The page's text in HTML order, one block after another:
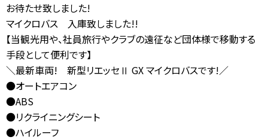
レンタカー会社向け
0120-784-893
レンタカー申込み
お問合せ
お待たせ致しました!
マイクロバス 入庫致しました!!
【当観光用や、社員旅行やクラブの遠征など団体様で移動する
手段として便利です】
＼最新車両! 新型リエッセⅡ GX マイクロバスです!／
●オートエアコン
●ABS
●リクライニングシート
●ハイルーフ